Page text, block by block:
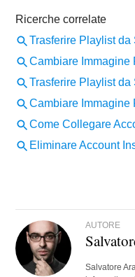
AUTORE
Salvatore